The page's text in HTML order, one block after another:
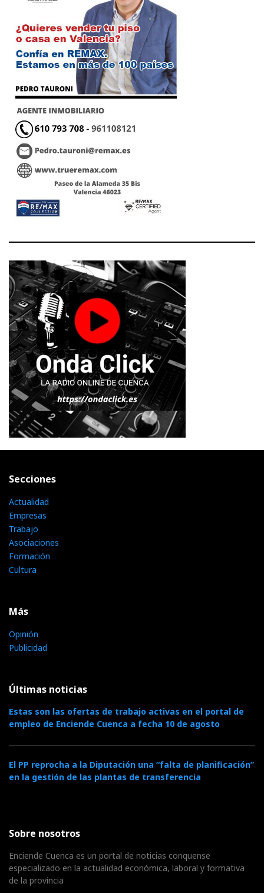
Secciones
Actualidad
Empresas
Trabajo
Asociaciones
Formación
Cultura
Más
Opinión
Publicidad
Últimas noticias
Estas son las ofertas de trabajo activas en el portal de
empleo de Enciende Cuenca a fecha 10 de agosto
El PP reprocha a la Diputación una “falta de planificación”
en la gestión de las plantas de transferencia
Sobre nosotros
Enciende Cuenca es un portal de noticias conquense
especializado en la actualidad económica, laboral y formativa
de la provincia